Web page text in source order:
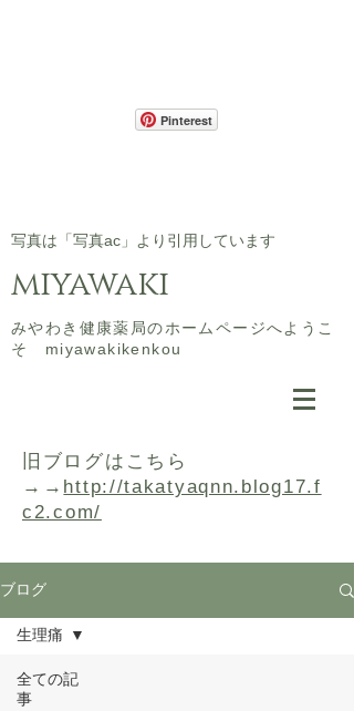
Pinterest
​写真は「写真ac」より引用しています
miyawaki
​みやわき健康薬局のホームページへようこ
そ miyawakikenkou
​旧ブログはこちら
→→ http://takatyaqnn.blog17.f
c2.com/
ブログ
全ての記
事
生理痛